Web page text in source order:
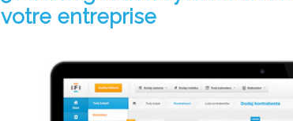
votre entreprise